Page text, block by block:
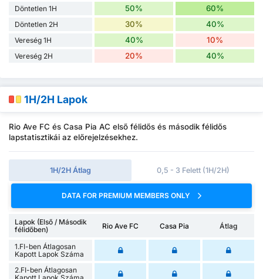
Döntetlen 1H 50% 60%
Döntetlen 2H 30% 40%
Vereség 1H 40% 10%
Vereség 2H 20% 40%
1H/2H Lapok
Rio Ave FC és Casa Pia AC első félidős és második félidős
lapstatisztikái az előrejelzésekhez.
1H/2H Átlag 0,5 - 3 Felett (1H/2H)
DATA FOR PREMIUM MEMBERS ONLY
Lapok (Első / Második
félidőben)
Rio Ave FC Casa Pia Átlag
1.FI-ben Átlagosan
Kapott Lapok Száma
2.FI-ben Átlagosan